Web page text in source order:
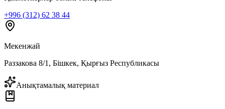
+996 (312) 62 38 44
Мекенжай
Раззакова 8/1, Бішкек, Қырғыз Республикасы
Анықтамалық материал